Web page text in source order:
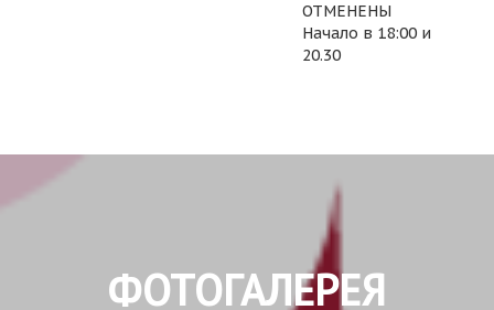
ОТМЕНЕНЫ
Начало в 18:00 и
20.30
ФОТОГАЛЕРЕЯ